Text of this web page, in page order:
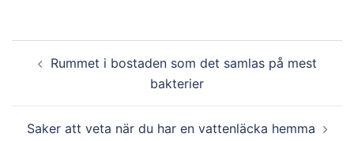
navigation
Rummet i bostaden som det samlas på mest
bakterier
Saker att veta när du har en vattenläcka hemma